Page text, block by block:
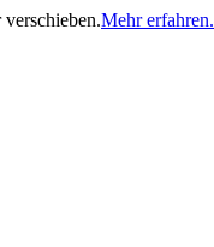
Mehr erfahren.